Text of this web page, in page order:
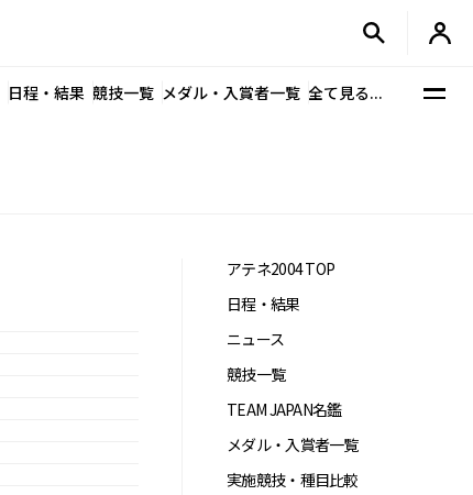
日程・結果 競技一覧 メダル・入賞者一覧 全て見る...
アテネ2004 TOP
日程・結果
ニュース
競技一覧
TEAM JAPAN名鑑
メダル・入賞者一覧
実施競技・種目比較